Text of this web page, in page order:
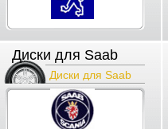
Диски для Saab
Диски для Saab